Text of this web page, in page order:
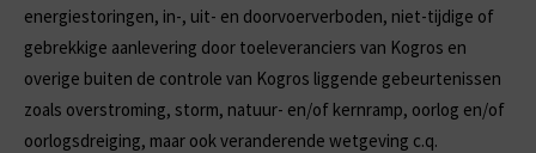
energiestoringen, in-, uit- en doorvoerverboden, niet-tijdige of
gebrekkige aanlevering door toeleveranciers van Kogros en
overige buiten de controle van Kogros liggende gebeurtenissen
zoals overstroming, storm, natuur- en/of kernramp, oorlog en/of
oorlogsdreiging, maar ook veranderende wetgeving c.q.